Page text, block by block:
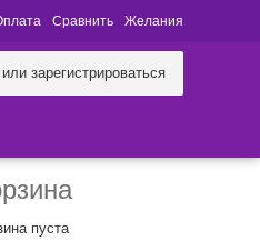
Сравнить Желания
или зарегистрироваться
пуста